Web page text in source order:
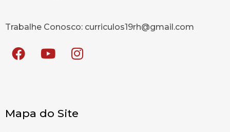
Trabalhe Conosco: curriculos19rh@gmail.com
Mapa do Site